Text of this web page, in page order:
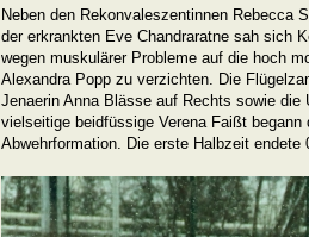
Neben den Rekonvaleszentinnen Rebecca
der erkrankten Eve Chandraratne sah sich
wegen muskulärer Probleme auf die hoch
Alexandra Popp zu verzichten. Die
Jenaerin Anna Blässe auf Rechts sowie die
vielseitige beidfüssige Verena Faißt begann
Abwehrformation. Die erste Halbzeit endete